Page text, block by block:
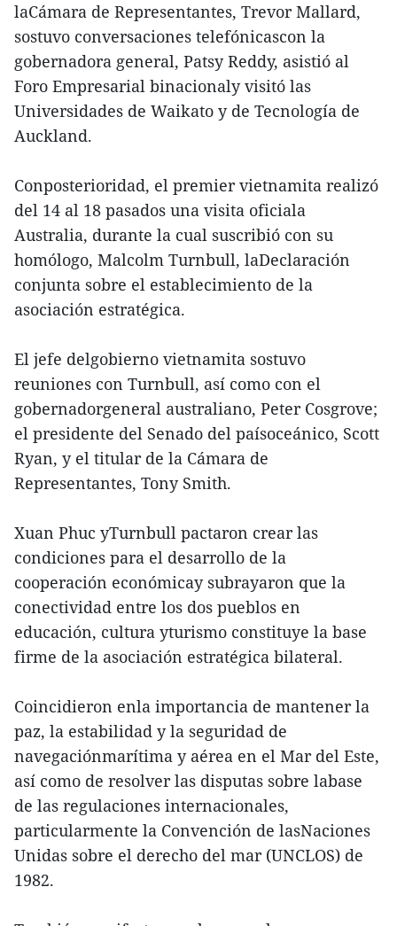
laCámara de Representantes, Trevor Mallard,
sostuvo conversaciones telefónicascon la
gobernadora general, Patsy Reddy, asistió al
Foro Empresarial binacionaly visitó las
Universidades de Waikato y de Tecnología de
Auckland.
Conposterioridad, el premier vietnamita realizó
del 14 al 18 pasados una visita oficiala
Australia, durante la cual suscribió con su
homólogo, Malcolm Turnbull, laDeclaración
conjunta sobre el establecimiento de la
asociación estratégica.
El jefe delgobierno vietnamita sostuvo
reuniones con Turnbull, así como con el
gobernadorgeneral australiano, Peter Cosgrove;
el presidente del Senado del paísoceánico, Scott
Ryan, y el titular de la Cámara de
Representantes, Tony Smith.
Xuan Phuc yTurnbull pactaron crear las
condiciones para el desarrollo de la
cooperación económicay subrayaron que la
conectividad entre los dos pueblos en
educación, cultura yturismo constituye la base
firme de la asociación estratégica bilateral.
Coincidieron enla importancia de mantener la
paz, la estabilidad y la seguridad de
navegaciónmarítima y aérea en el Mar del Este,
así como de resolver las disputas sobre labase
de las regulaciones internacionales,
particularmente la Convención de lasNaciones
Unidas sobre el derecho del mar (UNCLOS) de
1982.